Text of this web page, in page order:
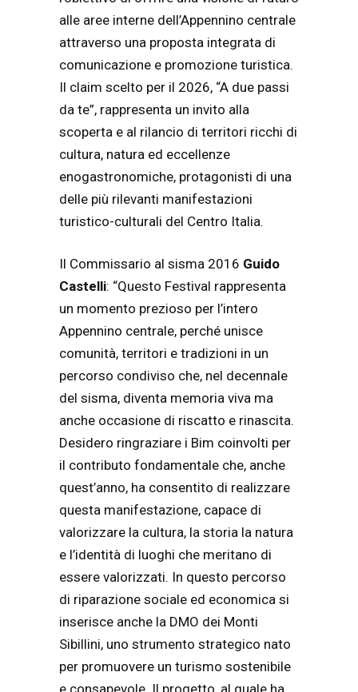
alle aree interne dell’Appennino centrale
attraverso una proposta integrata di
comunicazione e promozione turistica.
Il claim scelto per il 2026, “A due passi
da te”, rappresenta un invito alla
scoperta e al rilancio di territori ricchi di
cultura, natura ed eccellenze
enogastronomiche, protagonisti di una
delle più rilevanti manifestazioni
turistico-culturali del Centro Italia.
Il Commissario al sisma 2016 Guido
Castelli: “Questo Festival rappresenta
un momento prezioso per l’intero
Appennino centrale, perché unisce
comunità, territori e tradizioni in un
percorso condiviso che, nel decennale
del sisma, diventa memoria viva ma
anche occasione di riscatto e rinascita.
Desidero ringraziare i Bim coinvolti per
il contributo fondamentale che, anche
quest’anno, ha consentito di realizzare
questa manifestazione, capace di
valorizzare la cultura, la storia la natura
e l’identità di luoghi che meritano di
essere valorizzati. In questo percorso
di riparazione sociale ed economica si
inserisce anche la DMO dei Monti
Sibillini, uno strumento strategico nato
per promuovere un turismo sostenibile